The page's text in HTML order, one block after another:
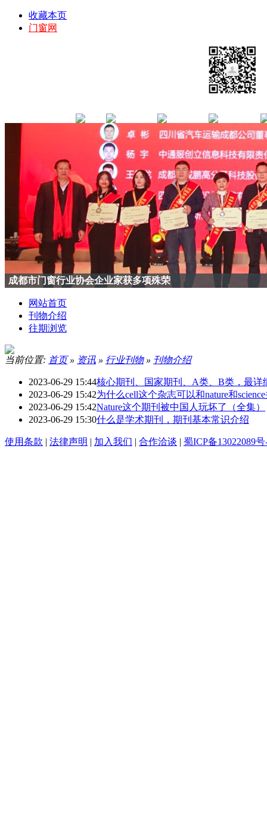
收藏本页
门窗网
成都市门窗行业协会企业家获多项殊荣
网站首页
刊物介绍
往期浏览
当前位置: 首页» 资讯 » 行业刊物» 刊物介绍
2023-06-29 15:44核心期刊、国家期刊、A类、B类，最详
2023-06-29 15:42为什么cell这个杂志可以和nature和
2023-06-29 15:42Nature这个期刊被中国人玩坏了（全集）
2023-06-29 15:30什么是学术期刊，期刊基本常识介绍
使用条款 | 法律声明 | 加入我们 | 合作洽谈 | 蜀ICP备13022089号